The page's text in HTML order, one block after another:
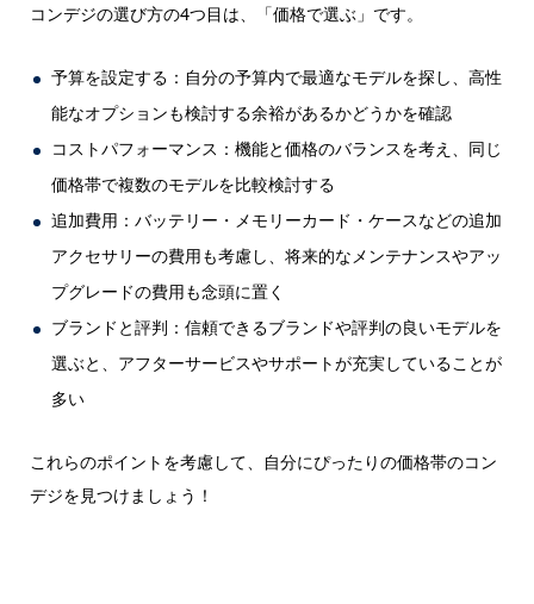
コンデジの選び方の4つ目は、「価格で選ぶ」です。
予算を設定する：自分の予算内で最適なモデルを探し、高性
能なオプションも検討する余裕があるかどうかを確認
コストパフォーマンス：機能と価格のバランスを考え、同じ
価格帯で複数のモデルを比較検討する
追加費用：バッテリー・メモリーカード・ケースなどの追加
アクセサリーの費用も考慮し、将来的なメンテナンスやアッ
プグレードの費用も念頭に置く
ブランドと評判：信頼できるブランドや評判の良いモデルを
選ぶと、アフターサービスやサポートが充実していることが
多い
これらのポイントを考慮して、自分にぴったりの価格帯のコン
デジを見つけましょう！